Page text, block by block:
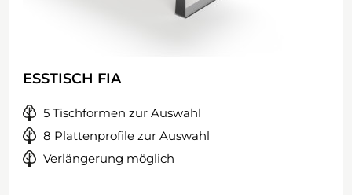
ESSTISCH FIA
5 Tischformen zur Auswahl
8 Plattenprofile zur Auswahl
Verlängerung möglich